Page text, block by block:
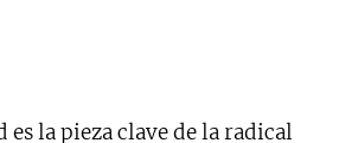
la pieza clave de la radical